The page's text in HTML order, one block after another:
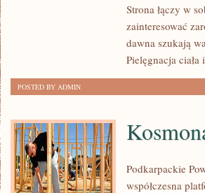
Strona łączy w
zainteresować
dawna szukają
Pielęgnacja
POSTED BY ADMIN
Podkarpackie
współczesna